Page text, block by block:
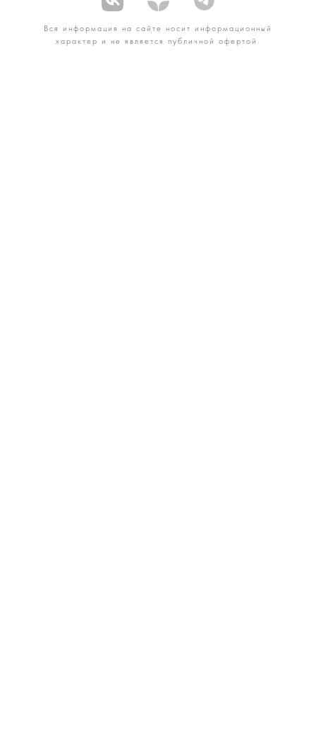
Вся информация на сайте носит информационный
характер и не является публичной офертой.